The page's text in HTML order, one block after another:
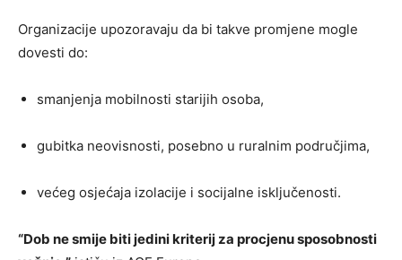
Organizacije upozoravaju da bi takve promjene mogle
dovesti do:
smanjenja mobilnosti starijih osoba,
gubitka neovisnosti, posebno u ruralnim područjima,
većeg osjećaja izolacije i socijalne isključenosti.
“Dob ne smije biti jedini kriterij za procjenu sposobnosti